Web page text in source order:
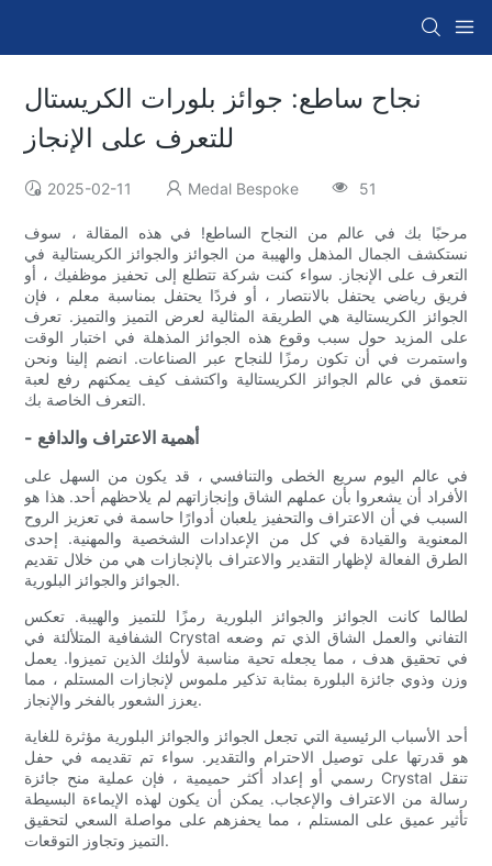
نجاح ساطع: جوائز بلورات الكريستال
للتعرف على الإنجاز
2025-02-11 Medal Bespoke 51
مرحبًا بك في عالم من النجاح الساطع! في هذه المقالة ، سوف
نستكشف الجمال المذهل والهيبة من الجوائز والجوائز الكريستالية في
التعرف على الإنجاز. سواء كنت شركة تتطلع إلى تحفيز موظفيك ، أو
فريق رياضي يحتفل بالانتصار ، أو فردًا يحتفل بمناسبة معلم ، فإن
الجوائز الكريستالية هي الطريقة المثالية لعرض التميز والتميز. تعرف
على المزيد حول سبب وقوع هذه الجوائز المذهلة في اختبار الوقت
واستمرت في أن تكون رمزًا للنجاح عبر الصناعات. انضم إلينا ونحن
نتعمق في عالم الجوائز الكريستالية واكتشف كيف يمكنهم رفع لعبة
التعرف الخاصة بك.
- أهمية الاعتراف والدافع
في عالم اليوم سريع الخطى والتنافسي ، قد يكون من السهل على
الأفراد أن يشعروا بأن عملهم الشاق وإنجازاتهم لم يلاحظهم أحد. هذا هو
السبب في أن الاعتراف والتحفيز يلعبان أدوارًا حاسمة في تعزيز الروح
المعنوية والقيادة في كل من الإعدادات الشخصية والمهنية. إحدى
الطرق الفعالة لإظهار التقدير والاعتراف بالإنجازات هي من خلال تقديم
الجوائز والجوائز البلورية.
لطالما كانت الجوائز والجوائز البلورية رمزًا للتميز والهيبة. تعكس
الشفافية المتلألئة في Crystal التفاني والعمل الشاق الذي تم وضعه
في تحقيق هدف ، مما يجعله تحية مناسبة لأولئك الذين تميزوا. يعمل
وزن وذوي جائزة البلورة بمثابة تذكير ملموس لإنجازات المستلم ، مما
يعزز الشعور بالفخر والإنجاز.
أحد الأسباب الرئيسية التي تجعل الجوائز والجوائز البلورية مؤثرة للغاية
هو قدرتها على توصيل الاحترام والتقدير. سواء تم تقديمه في حفل
رسمي أو إعداد أكثر حميمية ، فإن عملية منح جائزة Crystal تنقل
رسالة من الاعتراف والإعجاب. يمكن أن يكون لهذه الإيماءة البسيطة
تأثير عميق على المستلم ، مما يحفزهم على مواصلة السعي لتحقيق
التميز وتجاوز التوقعات.